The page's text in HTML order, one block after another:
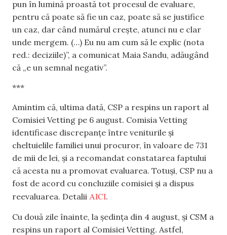
pun în lumină proastă tot procesul de evaluare,
pentru că poate să fie un caz, poate să se justifice
un caz, dar când numărul crește, atunci nu e clar
unde mergem. (…) Eu nu am cum să le explic (nota
red.: deciziile)”, a comunicat Maia Sandu, adăugând
că „e un semnal negativ”.
***
Amintim că, ultima dată, CSP a respins un raport al
Comisiei Vetting pe 6 august. Comisia Vetting
identificase discrepanțe între veniturile și
cheltuielile familiei unui procuror, în valoare de 731
de mii de lei, și a recomandat constatarea faptului
că acesta nu a promovat evaluarea. Totuși, CSP nu a
fost de acord cu concluziile comisiei și a dispus
reevaluarea. Detalii AICI.
Cu două zile înainte, la ședința din 4 august, și CSM a
respins un raport al Comisiei Vetting. Astfel,